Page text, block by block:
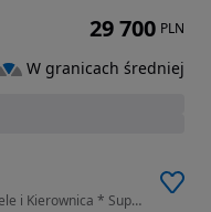
1396 cm3 • 101 KM • 1.4MPi * Grzane Fotele i Kierownica * Super Stan * Serwisowany * Warto
29 700 PLN
W granicach średniej